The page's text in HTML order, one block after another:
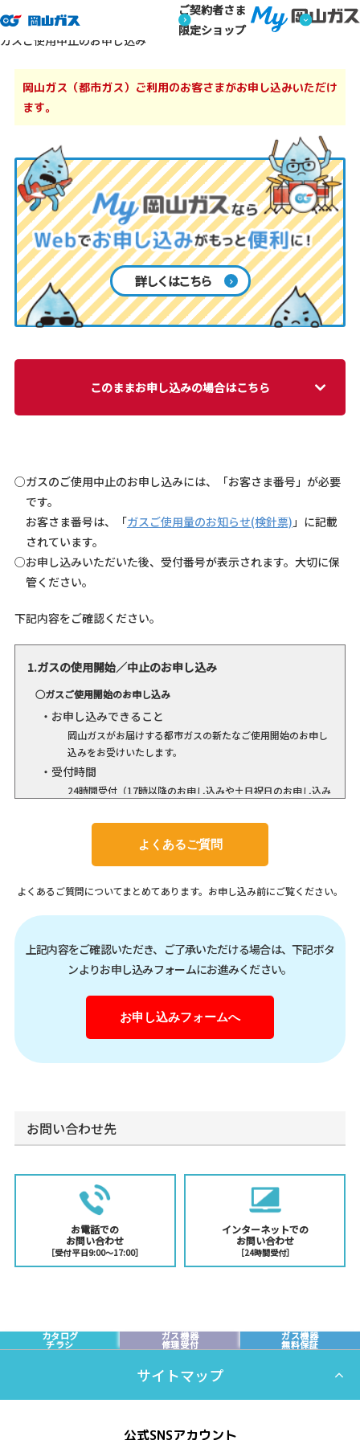
ご契約者さま
限定ショップ
トップページ ご家庭のお客さま
ガス・電気の使用開始・中
ご家庭のお客さま
ガスご使用中止のお申し込み
岡山ガス（都市ガス）ご利用のお客さまがお申し込みいただけ
ます。
詳しくはこちら
このままお申し込みの場合はこちら
○ガスのご使用中止のお申し込みには、「お客さま番号」が必要
です。
お客さま番号は、「ガスご使用量のお知らせ(検針票)」に記載
されています。
○お申し込みいただいた後、受付番号が表示されます。大切に保
管ください。
下記内容をご確認ください。
1.ガスの使用開始／中止のお申し込み
○ガスご使用開始のお申し込み
お申し込みできること
岡山ガスがお届けする都市ガスの新たなご使用開始のお申し
込みをお受けいたします。
受付時間
24時間受付（17時以降のお申し込みや土日祝日のお申し込み
○ガスご使用中止のお申し込み
お申し込みできること
岡山ガスがお届けする都市ガスのご使用中止のお申し込みを
お受けいたします。
現在、岡山ガスの都市ガスをご利用いただいており、お引越
し先でも岡山ガスの都市ガスをご使用いただける場合など岡
山ガスの都市ガスのご使用中止とご使用開始のお申し込みを
2.インターネットによるお申し込みは、8月13日以降の訪問
お急ぎの場合は、
3.以下の場合は、インターネットでお申し込みいただけませ
ん。お電話でお申し込みください。
・お急ぎの場合
払いの場合
よくあるご質問
よくあるご質問についてまとめてあります。お申し込み前にご覧ください。
上記内容をご確認いただき、ご了承いただける場合は、下記ボタ
ンよりお申し込みフォームにお進みください。
お申し込みフォームへ
お問い合わせ先
お電話での
お問い合わせ
［受付 平日9:00〜17:00］
インターネットでの
お問い合わせ
［24時間受付］
カタログ
チラシ
ガス機器
修理受付
ガス機器
無料保証
サイトマップ
公式SNSアカウント